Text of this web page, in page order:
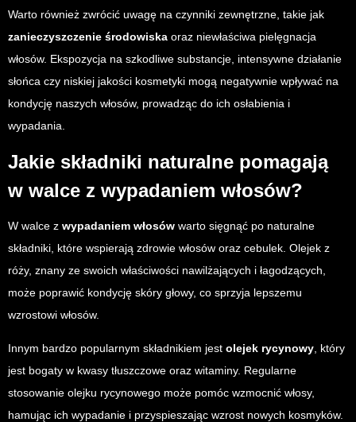
Warto również zwrócić uwagę na czynniki zewnętrzne, takie jak
zanieczyszczenie środowiska oraz niewłaściwa pielęgnacja
włosów. Ekspozycja na szkodliwe substancje, intensywne działanie
słońca czy niskiej jakości kosmetyki mogą negatywnie wpływać na
kondycję naszych włosów, prowadząc do ich osłabienia i
wypadania.
Jakie składniki naturalne pomagają
w walce z wypadaniem włosów?
W walce z wypadaniem włosów warto sięgnąć po naturalne
składniki, które wspierają zdrowie włosów oraz cebulek. Olejek z
róży, znany ze swoich właściwości nawilżających i łagodzących,
może poprawić kondycję skóry głowy, co sprzyja lepszemu
wzrostowi włosów.
Innym bardzo popularnym składnikiem jest olejek rycynowy , który
jest bogaty w kwasy tłuszczowe oraz witaminy. Regularne
stosowanie olejku rycynowego może pomóc wzmocnić włosy,
hamując ich wypadanie i przyspieszając wzrost nowych kosmyków.